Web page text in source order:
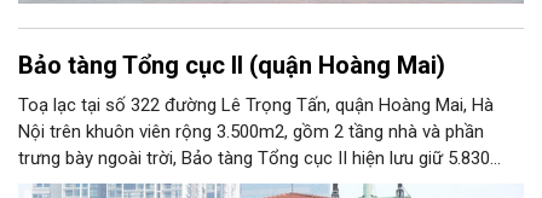
Bảo tàng Tổng cục II (quận Hoàng Mai)
Toạ lạc tại số 322 đường Lê Trọng Tấn, quận Hoàng Mai, Hà
Nội trên khuôn viên rộng 3.500m2, gồm 2 tầng nhà và phần
trưng bày ngoài trời, Bảo tàng Tổng cục II hiện lưu giữ 5.830
hiện vật, trong đó có nhiều hiện vật quý hiếm gắn liền với cuộc